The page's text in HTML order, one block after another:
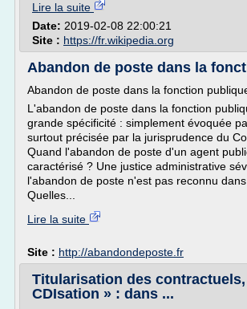
Lire la suite
Date: 2019-02-08 22:00:21
Site : https://fr.wikipedia.org
Abandon de poste dans la
Abandon de poste dans la fonction
L'abandon de poste dans la fonction
grande spécificité : simplement évoquée
surtout précisée par la jurisprudence du
Quand l'abandon de poste d'un agent
caractérisé ? Une justice administrative
l'abandon de poste n'est pas reconnu dans
Quelles...
Lire la suite
Site : http://abandondeposte.fr
Titularisation des contractuels,
CDIsation » : dans ...